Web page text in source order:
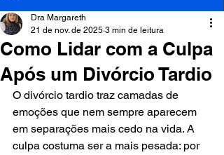
Como Lidar com a Culpa
Após um Divórcio Tardio
Dra Margareth
21 de nov. de 2025 3 min de leitura
O divórcio tardio traz camadas de
emoções que nem sempre aparecem
em separações mais cedo na vida. A
culpa costuma ser a mais pesada: por